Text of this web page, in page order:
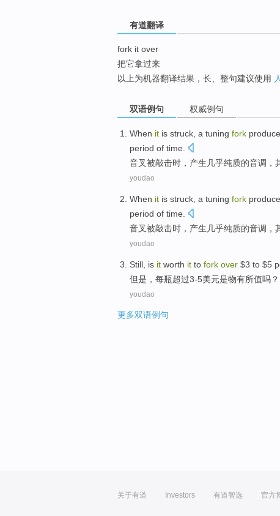
有道翻译
fork it over
把它拿过来
以上为机器翻译结果，长、整句建议使用
双语例句 权威例句
When it is struck, a tuning fork
period of time.
音叉被敲击时 ， 产生 几乎纯质的音调 ，
youdao
When it is struck , a tuning fork
period of time.
音叉被敲击时 ， 产生 几乎纯质的音调，
youdao
Still is it worth it to fork over $3 to $5
但是 ， 每瓶超过3-5美元是物有所值吗？
youdao
更多双语例句
关于有道 Investors 有道智选 官方